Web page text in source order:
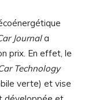
Journala
prix. En effet, le
Technology
verte) et vise